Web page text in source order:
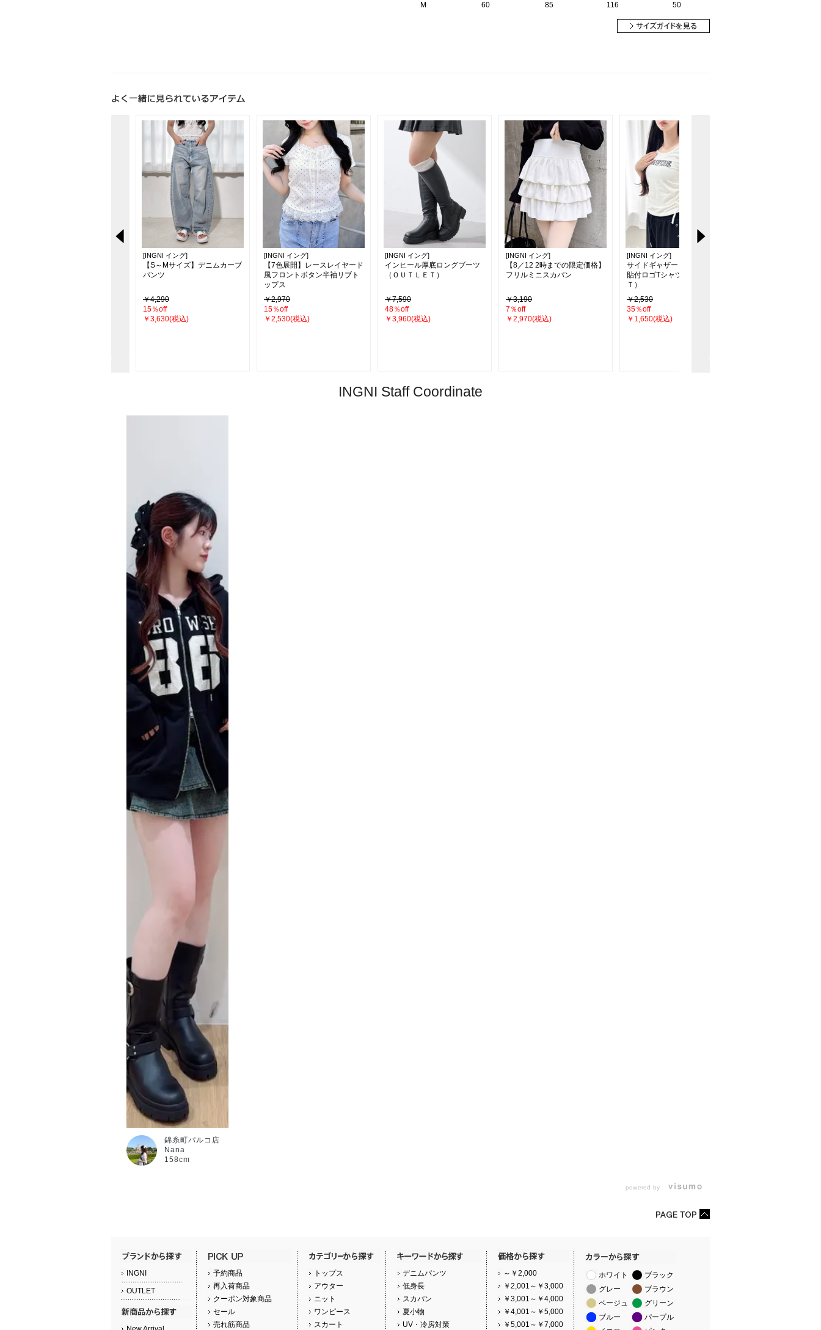
M
60 85 116 50
[INGNI イング]
【S～Mサイズ】デニムカーブ
パンツ
￥4,290
15％off
￥3,630(税込)
[INGNI イング]
【7色展開】レースレイヤード
風フロントボタン半袖リブト
ップス
￥2,970
15％off
￥2,530(税込)
[INGNI イング]
インヒール厚底ロングブーツ
（ＯＵＴＬＥＴ）
￥7,590
48％off
￥3,960(税込)
[INGNI イング]
【8／12 2時までの限定価格】
フリルミニスカパン
￥3,190
7％off
￥2,970(税込)
[INGNI イング]
サイドギャザーリボンドット
貼付ロゴTシャツ（ＯＵＴＬＥ
Ｔ）
￥2,530
35％off
￥1,650(税込)
INGNI Staff Coordinate
錦糸町パルコ店
Nana
158cm
powered by
INGNI
OUTLET
予約商品
再入荷商品
クーポン対象商品
セール
売れ筋商品
トップス
アウター
ニット
ワンピース
スカート
デニムパンツ
低身長
スカパン
夏小物
UV・冷房対策
～￥2,000
￥2,001～￥3,000
￥3,001～￥4,000
￥4,001～￥5,000
￥5,001～￥7,000
ホワイト
ブラック
グレー
ブラウン
ベージュ
グリーン
ブルー
パープル